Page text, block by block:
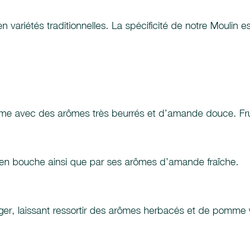
variétés traditionnelles. La spécificité de notre Moulin
avec des arômes très beurrés et d’amande douce.
bouche ainsi que par ses arômes d’amande fraîche.
laissant ressortir des arômes herbacés et de pomme